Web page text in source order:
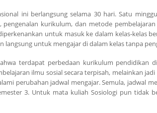
ini berlangsung selama 30 hari. Satu
pengenalan kurikulum, dan metode
untuk masuk ke dalam kelas-kelas
langsung untuk mengajar di dalam kelas tanpa
terdapat perbedaan kurikulum pendidikan
ilmu sosial secara terpisah, melainkan
perubahan jadwal mengajar. Semula, jadwal
3. Untuk mata kuliah Sosiologi pun tidak